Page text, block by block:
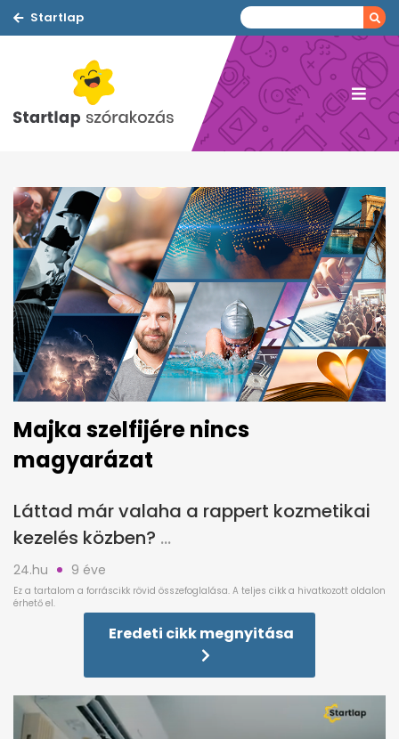
Startlap
Majka szelfijére nincs
magyarázat
Láttad már valaha a rappert kozmetikai
kezelés közben?
24.hu 9 éve
Eredeti cikk megnyitása